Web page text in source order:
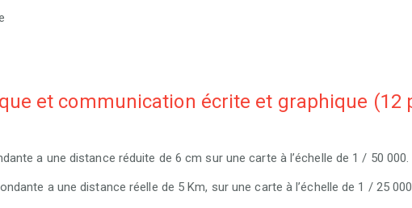
et communication écrite et graphique (12
a une distance réduite de 6 cm sur une carte à l’échelle de 1 / 50 000.
a une distance réelle de 5 Km, sur une carte à l’échelle de 1 / 25